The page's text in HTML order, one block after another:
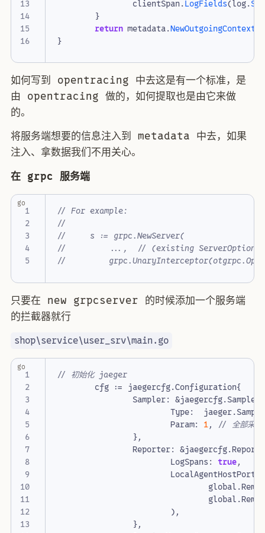
14
15
16
clientSpan.LogFields(log.
}
return metadata.NewOutgoingContext
}
如何写到 opentracing 中去这是有一个标准，是
由 opentracing 做的，如何提取也是由它来做
的。
将服务端想要的信息注入到 metadata 中去，如果
注入、拿数据我们不用关心。
在 grpc 服务端
1
2
4
5
// For example:
//
//     s := grpc.NewServer(
//         ...,  // (existing ServerOptions)
//
go
只要在 new grpcserver 的时候添加一个服务端
的拦截器就行
shop\service\user_srv\main.go
1
2
4
5
6
7
8
9
10
11
12
// 初始化 jaeger
cfg := jaegercfg.Configuration{
Sampler: &jaegercfg.
Type: jaeger.
Param: 1,
// 全部采样
},
Reporter: &jaegercfg.
LogSpans: true,
LocalAgentHostPort
global.
global.
),
},
go